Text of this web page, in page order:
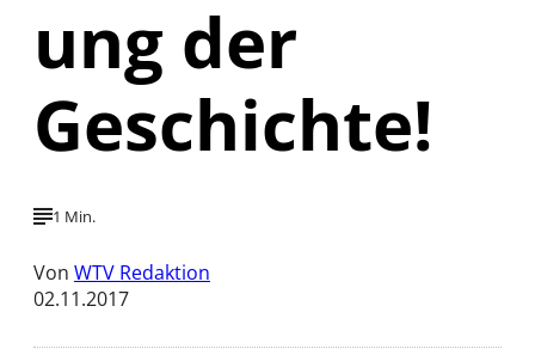
ung der
Geschichte!
1 Min.
Von WTV Redaktion
02.11.2017